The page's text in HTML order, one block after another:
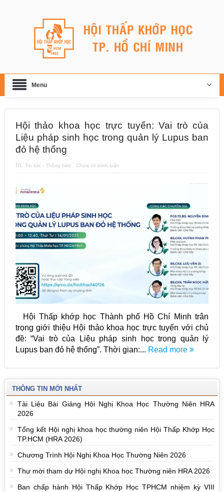
Menu
Hội thảo khoa học trực tuyến: Vai trò của
Liệu pháp sinh học trong quản lý Lupus ban
đỏ hệ thống
In: Tin tức - Thông báo Chưa có bình luận
Hội Thấp khớp học Thành phố Hồ Chí Minh trân
trọng giới thiệu Hội thảo khoa học trực tuyến với chủ
đề: “Vai trò của Liệu pháp sinh học trong quản lý
Lupus ban đỏ hệ thống”. Thời gian:... Read more
THÔNG TIN MỚI NHẤT
Tài Liệu Bài Giảng Hội Nghị Khoa Học Thường Niên HRA
2026
Tổng kết Hội nghị khoa học thường niên Hội Thấp Khớp Học
TP.HCM (HRA 2026)
Chương Trình Hội Nghị Khoa Học Thường Niên 2026
Thư mời tham dự Hội nghị Khoa học Thường niên HRA 2026
Ban chấp hành Hội Thấp Khớp Học TPHCM nhiệm kỳ VIII